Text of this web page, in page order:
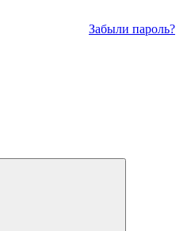
Забыли пароль?